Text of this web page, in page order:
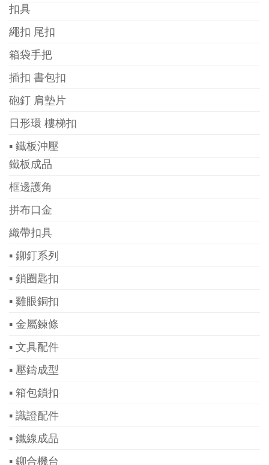
扣具
繩扣 尾扣
箱袋手把
插扣 書包扣
砲釘 肩墊片
日形環 樓梯扣
▪ 鐵板沖壓
鐵板成品
框邊護角
拼布口金
織帶扣具
▪ 鉚釘系列
▪ 鎖圈匙扣
▪ 雞眼銅扣
▪ 金屬鍊條
▪ 文具配件
▪ 壓鑄成型
▪ 箱包鎖扣
▪ 識證配件
▪ 鐵線成品
▪ 鉚合機台